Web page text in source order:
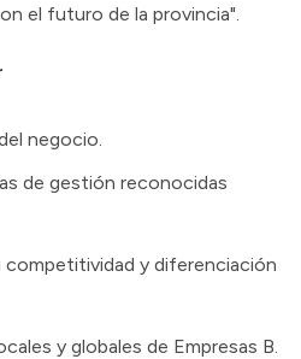
el futuro de la provincia".
negocio.
de gestión reconocidas
competitividad y diferenciación
y globales de Empresas B.